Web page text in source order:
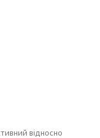
відносно